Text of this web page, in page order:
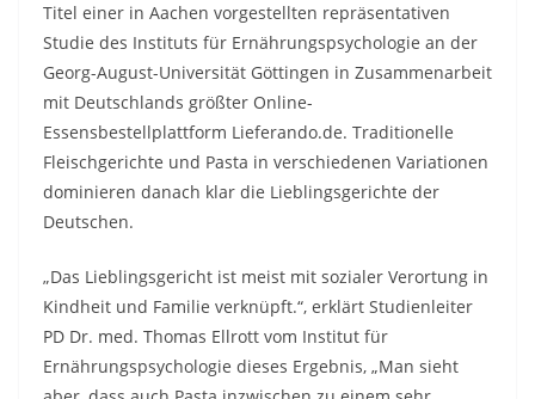
Titel einer in Aachen vorgestellten repräsentativen
Studie des Instituts für Ernährungspsychologie an der
Georg-August-Universität Göttingen in Zusammenarbeit
mit Deutschlands größter Online-
Essensbestellplattform Lieferando.de. Traditionelle
Fleischgerichte und Pasta in verschiedenen Variationen
dominieren danach klar die Lieblingsgerichte der
Deutschen.
„Das Lieblingsgericht ist meist mit sozialer Verortung in
Kindheit und Familie verknüpft.“, erklärt Studienleiter
PD Dr. med. Thomas Ellrott vom Institut für
Ernährungspsychologie dieses Ergebnis, „Man sieht